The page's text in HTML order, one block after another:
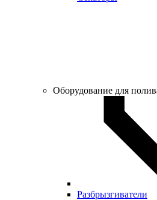
Оборудование для
Разбрызгиватели